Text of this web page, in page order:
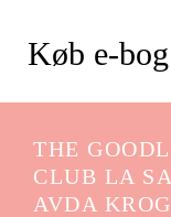
Køb e-bog
THE
CLUB LA
AVDA